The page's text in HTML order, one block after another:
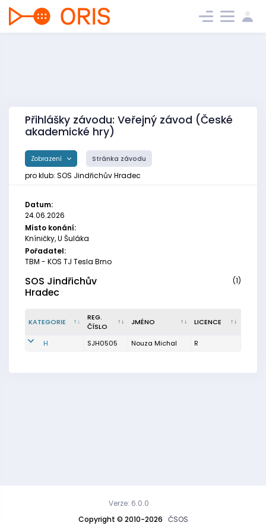
Přihlášky závodu: Veřejný závod (České
akademické hry)
Zobrazení Stránka závodu
pro klub: SOS Jindřichův Hradec
Datum:
24.06.2026
Místo konání:
Kníničky, U Šuláka
Pořadatel:
TBM - KOS TJ Tesla Brno
SOS Jindřichův
Hradec
(1)
KATEGORIE
REG.
ČÍSLO
JMÉNO LICENCE
H SJH0505 Nouza Michal R
Copyright © 2010-2026 ČSOS
Verze: 6.0.0